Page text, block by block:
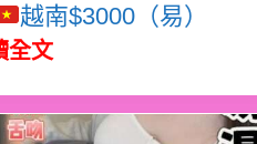
越南$3000（易）
全文